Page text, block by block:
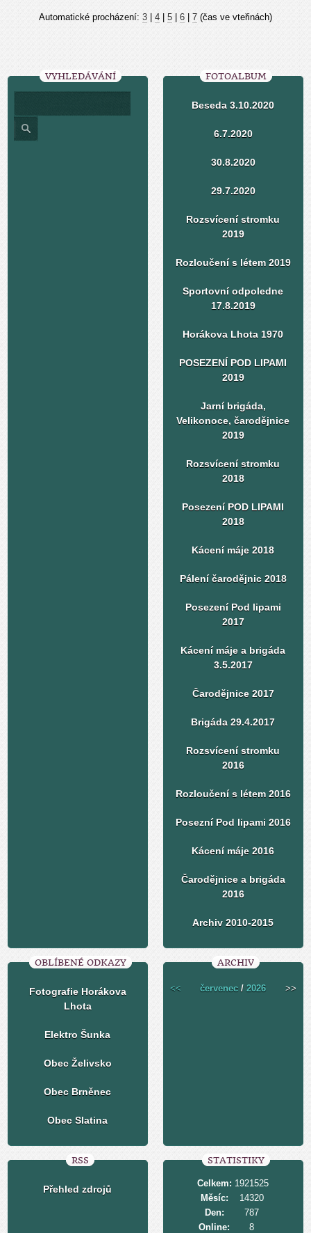
Automatické procházení: 3 4 5 6 7 (čas ve vteřinách)
VYHLEDÁVÁNÍ FOTOALBUM
Beseda 3.10.2020
6.7.2020
30.8.2020
29.7.2020
Rozsvícení stromku
2019
Rozloučení s létem 2019
Sportovní odpoledne
17.8.2019
Horákova Lhota 1970
POSEZENÍ POD LIPAMI
2019
Jarní brigáda,
Velikonoce, čarodějnice
2019
Rozsvícení stromku
2018
Posezení POD LIPAMI
2018
Kácení máje 2018
Pálení čarodějnic 2018
Posezení Pod lipami
2017
Kácení máje a brigáda
3.5.2017
Čarodějnice 2017
Brigáda 29.4.2017
Rozsvícení stromku
2016
Rozloučení s létem 2016
Posezní Pod lipami 2016
Kácení máje 2016
Čarodějnice a brigáda
2016
Archiv 2010-2015
OBLÍBENÉ ODKAZY
Fotografie Horákova
Lhota
Elektro Šunka
Obec Želivsko
Obec Brněnec
Obec Slatina
ARCHIV
<< červenec /2026 >>
RSS
Přehled zdrojů
STATISTIKY
Online: 8
Celkem: 1921525
Měsíc:
14320
Den:
787